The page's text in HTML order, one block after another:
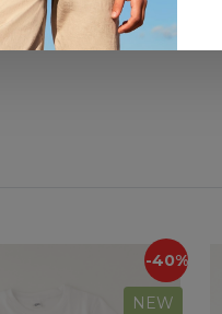
040 ₽ 9 024 ₽
-40%
NEW